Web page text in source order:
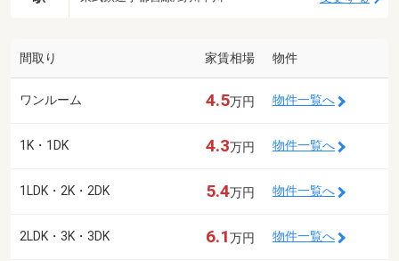
間取り 家賃相場 物件
ワンルーム 4.5万円 物件一覧へ
1K・1DK 4.3万円 物件一覧へ
1LDK・2K・2DK 5.4万円 物件一覧へ
2LDK・3K・3DK 6.1万円 物件一覧へ